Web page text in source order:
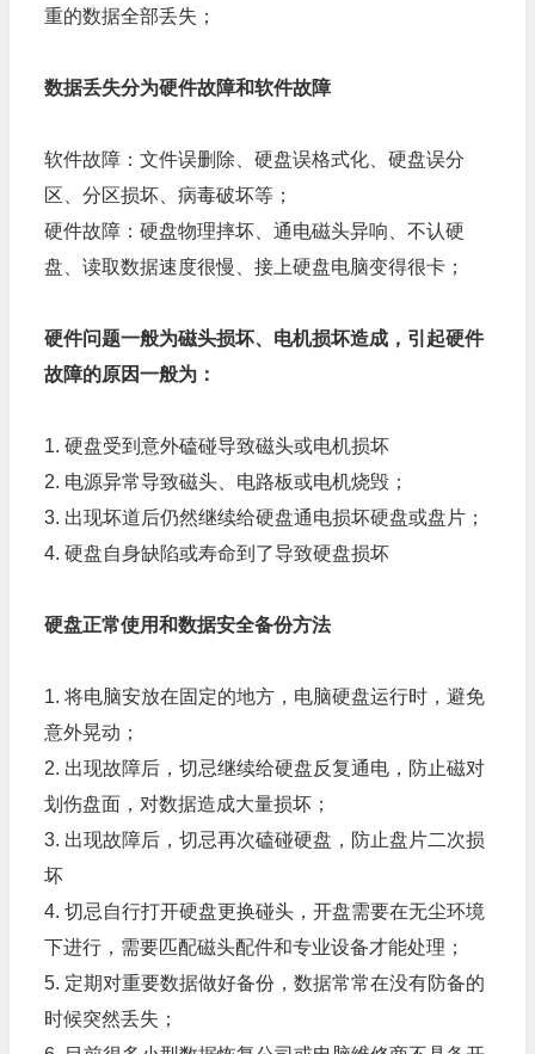
重的数据全部丢失；
数据丢失分为硬件故障和软件故障
软件故障：文件误删除、硬盘误格式化、硬盘误分
区、分区损坏、病毒破坏等；
硬件故障：硬盘物理摔坏、通电磁头异响、不认硬
盘、读取数据速度很慢、接上硬盘电脑变得很卡；
硬件问题一般为磁头损坏、电机损坏造成，引起硬件
故障的原因一般为：
1. 硬盘受到意外磕碰导致磁头或电机损坏
2. 电源异常导致磁头、电路板或电机烧毁；
3. 出现坏道后仍然继续给硬盘通电损坏硬盘或盘片；
4. 硬盘自身缺陷或寿命到了导致硬盘损坏
硬盘正常使用和数据安全备份方法
1. 将电脑安放在固定的地方，电脑硬盘运行时，避免
意外晃动；
2. 出现故障后，切忌继续给硬盘反复通电，防止磁对
划伤盘面，对数据造成大量损坏；
3. 出现故障后，切忌再次磕碰硬盘，防止盘片二次损
坏
4. 切忌自行打开硬盘更换碰头，开盘需要在无尘环境
下进行，需要匹配磁头配件和专业设备才能处理；
5. 定期对重要数据做好备份，数据常常在没有防备的
时候突然丢失；